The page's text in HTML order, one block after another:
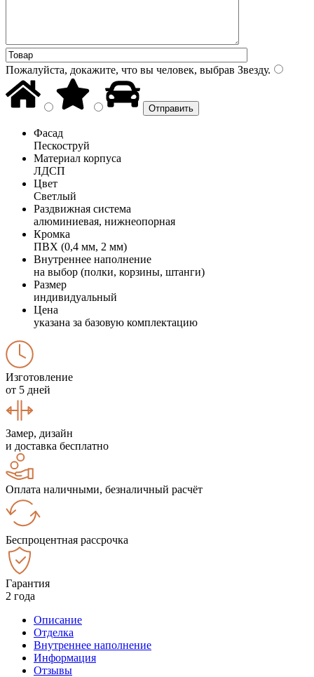
Пожалуйста, докажите, что вы человек, выбрав Звезду.
Фасад
Пескоструй
Материал корпуса
ЛДСП
Цвет
Светлый
Раздвижная система
алюминиевая, нижнеопорная
Кромка
ПВХ (0,4 мм, 2 мм)
Внутреннее наполнение
на выбор (полки, корзины, штанги)
Размер
индивидуальный
Цена
указана за базовую комплектацию
Изготовление
от 5 дней
Замер, дизайн
и доставка бесплатно
Оплата наличными, безналичный расчёт
Беспроцентная рассрочка
Гарантия
2 года
Описание
Отделка
Внутреннее наполнение
Информация
Отзывы